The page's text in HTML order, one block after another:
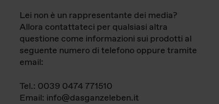
Lei non è un rappresentante dei media?
Allora contattateci per qualsiasi altra
questione come informazioni sui prodotti al
seguente numero di telefono oppure tramite
email:
Tel.: 0039 0474 771510
Email: info@dasganzeleben.it